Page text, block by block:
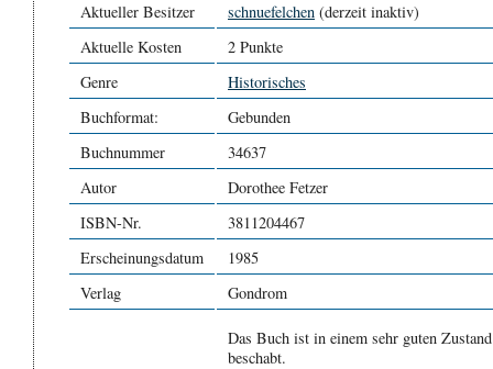
Aktueller Besitzer
schnuefelchen (derzeit inaktiv)
Aktuelle Kosten
2 Punkte
Genre
Historisches
Buchformat:
Gebunden
Buchnummer
34637
Autor
Dorothee Fetzer
ISBN-Nr.
3811204467
Erscheinungsdatum
1985
Verlag
Gondrom
Das Buch ist in einem sehr guten
beschabt.